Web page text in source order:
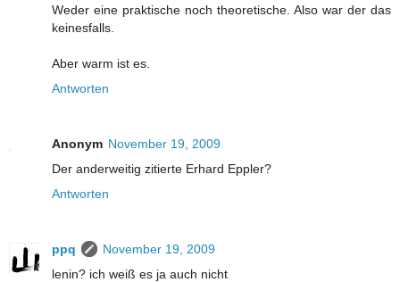
Weder eine praktische noch theoretische. Also war der das
keinesfalls.
Aber warm ist es.
Antworten
Anonym November 19, 2009
Der anderweitig zitierte Erhard Eppler?
Antworten
ppq
November 19, 2009
lenin? ich weiß es ja auch nicht